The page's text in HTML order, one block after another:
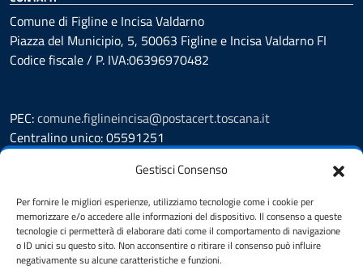
Gestisci Consenso
Per fornire le migliori esperienze, utilizziamo tecnologie come i cookie per
memorizzare e/o accedere alle informazioni del dispositivo. Il consenso a queste
tecnologie ci permetterà di elaborare dati come il comportamento di navigazione
o ID unici su questo sito. Non acconsentire o ritirare il consenso può influire
negativamente su alcune caratteristiche e funzioni.
Comune di Figline e Incisa Valdarno
Piazza del Municipio, 5, 50063 Figline e Incisa Valdarno FI
Codice fiscale / P. IVA:06396970482
PEC:comune.figlineincisa@postacert.toscana.it
Centralino unico: 05591251
Segnalazione disservizio
Whistleblowing
Amministrazione trasparente
Amministrazione trasparente fino al 29/10/2024